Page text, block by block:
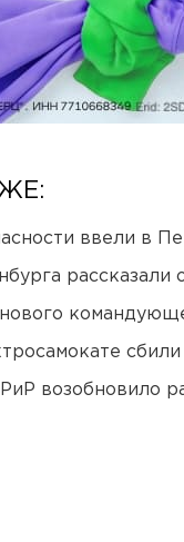
ввели в
нового
возобновило